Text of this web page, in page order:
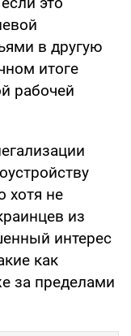
в другую
итоге
рабочей
хотя не
из
интерес
как
за пределами